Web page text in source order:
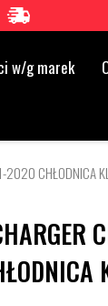
w/g marek
2020 CHŁODNICA